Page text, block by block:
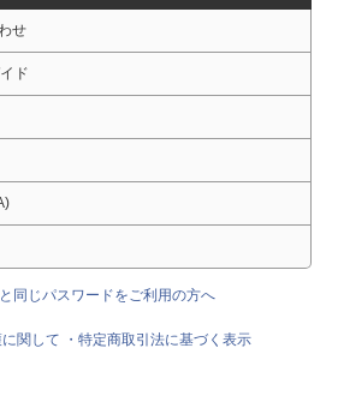
せ
ド
同じパスワードをご利用の方へ
に関して
・特定商取引法に基づく表示